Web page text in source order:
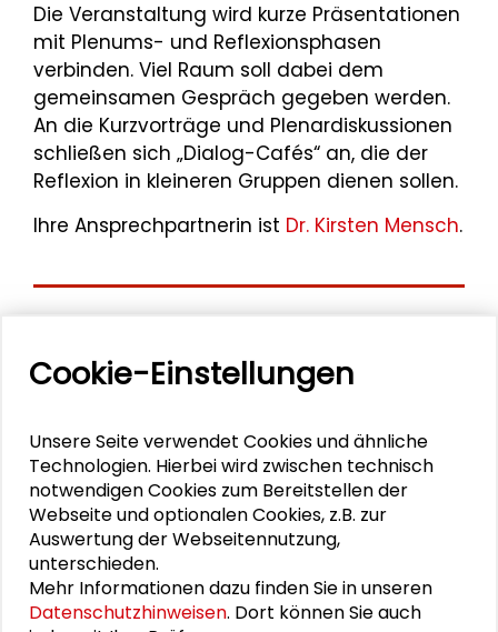
Die Veranstaltung wird kurze Präsentationen
mit Plenums- und Reflexionsphasen
verbinden. Viel Raum soll dabei dem
gemeinsamen Gespräch gegeben werden.
An die Kurzvorträge und Plenardiskussionen
schließen sich „Dialog-Cafés“ an, die der
Reflexion in kleineren Gruppen dienen sollen.
Ihre Ansprechpartnerin ist Dr. Kirsten Mensch.
Veranstaltungen
11. Internationale Waldkunstkonferenz
"Demokratischer Wald"
Schlüsseltexte für die Wirtschaft von morgen
Zusammen mehr erreichen – Zukunftsbündnis im
Dialog
Cookie-Einstellungen
Unsere Seite verwendet Cookies und ähnliche
Technologien. Hierbei wird zwischen technisch
notwendigen Cookies zum Bereitstellen der
Webseite und optionalen Cookies, z.B. zur
Auswertung der Webseitennutzung,
unterschieden.
Mehr Informationen dazu finden Sie in unseren
Datenschutzhinweisen. Dort können Sie auch